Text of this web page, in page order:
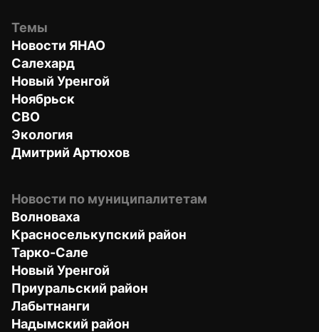
Темы
Новости ЯНАО
Салехард
Новый Уренгой
Ноябрьск
СВО
Экология
Дмитрий Артюхов
Новости по муниципалитетам
Волноваха
Красноселькупский район
Тарко-Сале
Новый Уренгой
Приуральский район
Лабытнанги
Надымский район